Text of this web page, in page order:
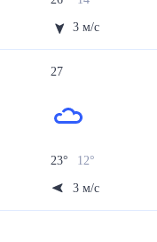
3 м/с
27
23° 12°
3 м/с